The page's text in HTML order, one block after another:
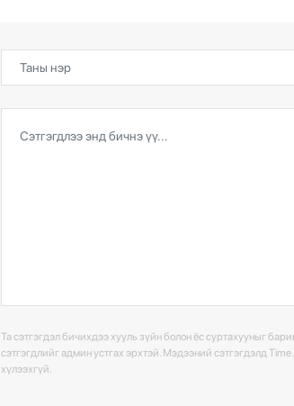
Та сэтгэгдэл бичихдээ хууль зүйн болон ёс суртахууныг
сэтгэгдлийг админ устгах эрхтэй. Мэдээний сэтгэгдэлд
хүлээхгүй.